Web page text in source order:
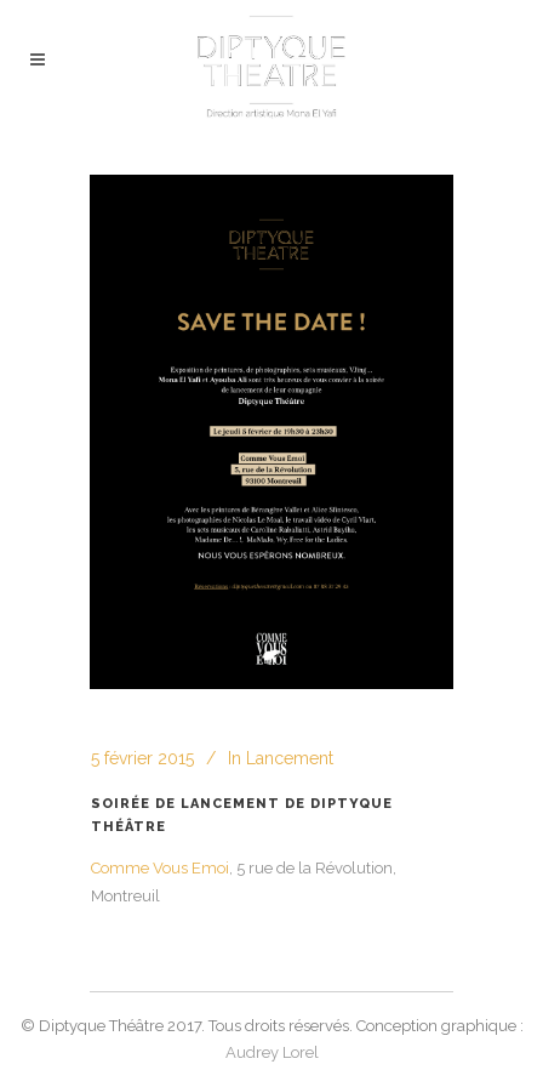
5 février 2015 In Lancement
SOIRÉE DE LANCEMENT DE DIPTYQUE
THÉÂTRE
Comme Vous Emoi, 5 rue de la Révolution,
Montreuil
© Diptyque Théâtre 2017. Tous droits réservés. Conception graphique :
Audrey Lorel